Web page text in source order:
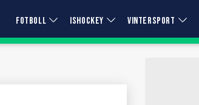
FOTBOLL ISHOCKEY VINTERSPORT